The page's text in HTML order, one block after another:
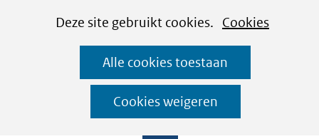
CookiesDeze site gebruikt cookies. Cookies
Alle cookies toestaan
Cookies weigeren
Ga
naar
de
inhoud